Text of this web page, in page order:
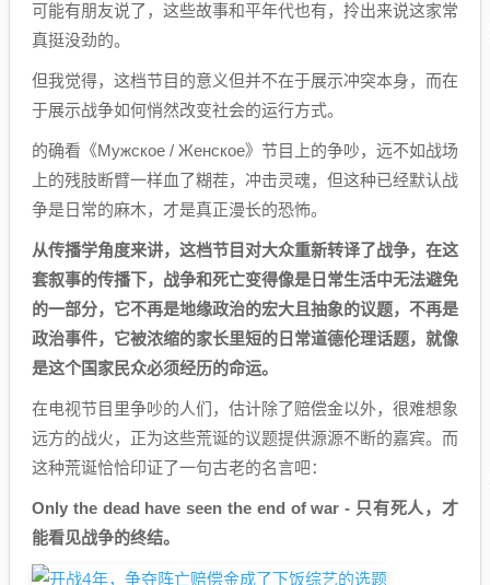
可能有朋友说了，这些故事和平年代也有，拎出来说这家常
真挺没劲的。
但我觉得，这档节目的意义但并不在于展示冲突本身，而在
于展示战争如何悄然改变社会的运行方式。
的确看《Мужское / Женское》节目上的争吵，远不如战场
上的残肢断臂一样血了糊茬，冲击灵魂，但这种已经默认战
争是日常的麻木，才是真正漫长的恐怖。
从传播学角度来讲，这档节目对大众重新转译了战争，在这
套叙事的传播下，战争和死亡变得像是日常生活中无法避免
的一部分，它不再是地缘政治的宏大且抽象的议题，不再是
政治事件，它被浓缩的家长里短的日常道德伦理话题，就像
是这个国家民众必须经历的命运。
在电视节目里争吵的人们，估计除了赔偿金以外，很难想象
远方的战火，正为这些荒诞的议题提供源源不断的嘉宾。而
这种荒诞恰恰印证了一句古老的名言吧：
Only the dead have seen the end of war - 只有死人，才
能看见战争的终结。